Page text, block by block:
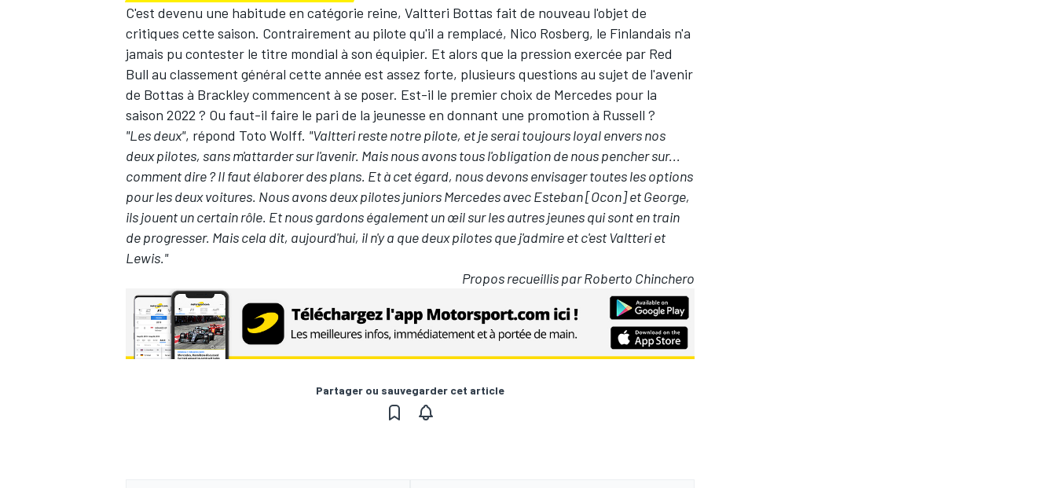
C'est devenu une habitude en catégorie reine, Valtteri Bottas fait de nouveau l'objet de
critiques cette saison. Contrairement au pilote qu'il a remplacé, Nico Rosberg, le Finlandais n'a
jamais pu contester le titre mondial à son équipier. Et alors que la pression exercée par Red
Bull au classement général cette année est assez forte, plusieurs questions au sujet de l'avenir
de Bottas à Brackley commencent à se poser. Est-il le premier choix de Mercedes pour la
saison 2022 ? Ou faut-il faire le pari de la jeunesse en donnant une promotion à Russell ?
"Les deux", répond Toto Wolff. "Valtteri reste notre pilote, et je serai toujours loyal envers nos
deux pilotes, sans m'attarder sur l'avenir. Mais nous avons tous l'obligation de nous pencher sur...
comment dire ? Il faut élaborer des plans. Et à cet égard, nous devons envisager toutes les options
pour les deux voitures. Nous avons deux pilotes juniors Mercedes avec Esteban [Ocon] et George,
ils jouent un certain rôle. Et nous gardons également un œil sur les autres jeunes qui sont en train
de progresser. Mais cela dit, aujourd'hui, il n'y a que deux pilotes que j'admire et c'est Valtteri et
Lewis."
Propos recueillis par Roberto Chinchero
Partager ou sauvegarder cet article